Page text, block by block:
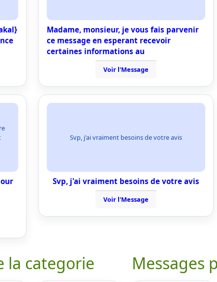
Madame, monsieur, je vous fais parvenir
ce message en esperant recevoir
certaines informations au
Voir l'Message
Svp, j'ai vraiment besoins de votre avis
Svp, j'ai vraiment besoins de votre avis
Voir l'Message
la categorie Messages